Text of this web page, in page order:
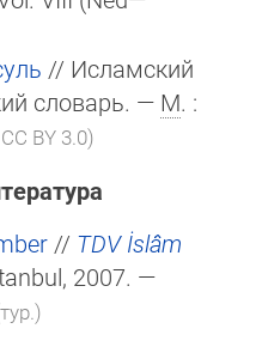
// Исламский
словарь. — М. :
BY 3.0)
// TDV İslâm
2007. —